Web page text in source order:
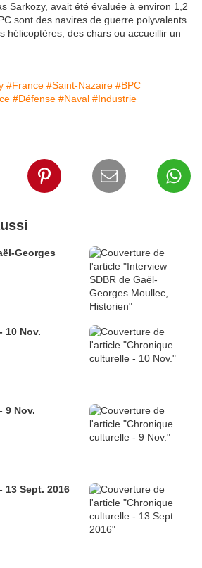
Sarkozy, avait été évaluée à environ 1,2
sont des navires de guerre polyvalents
hélicoptères, des chars ou accueillir un
#France #Saint-Nazaire #BPC
#Défense #Naval #Industrie
Georges
10 Nov.
9 Nov.
Sept. 2016